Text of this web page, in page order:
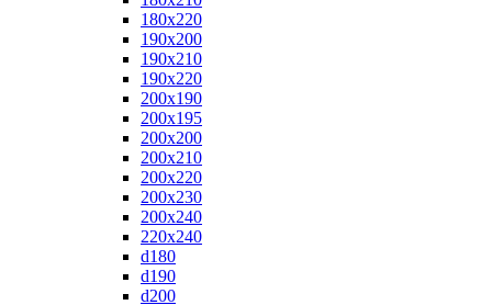
180x220
190x200
190x210
190x220
200x190
200x195
200x200
200x210
200x220
200x230
200x240
220x240
d180
d190
d200